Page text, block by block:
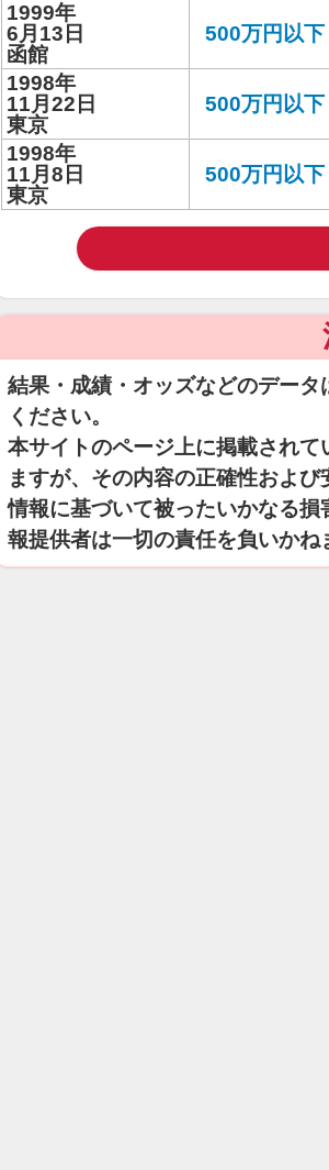
1999年
6月13日
函館
500万円以下
1998年
11月22日
東京
500万円以下
1998年
11月8日
東京
500万円以下
結果・成績・オッズなどのデー
ください。
本サイトのページ上に掲載され
ますが、その内容の正確性およ
情報に基づいて被ったいかなる
報提供者は一切の責任を負いかね